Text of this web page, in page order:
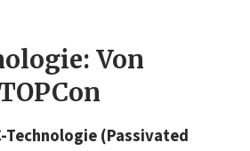
Von
Technologie (Passivated